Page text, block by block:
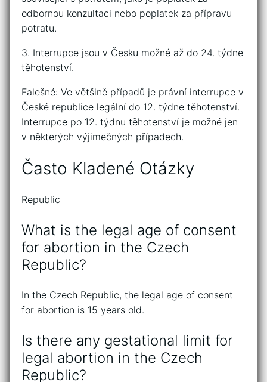
odbornou konzultaci nebo poplatek za přípravu
potratu.
3. Interrupce jsou v Česku možné až do 24. týdne
těhotenství.
Falešné: Ve většině případů je právní interrupce v
České republice legální do 12. týdne těhotenství.
Interrupce po 12. týdnu těhotenství je možné jen
v některých výjimečných případech.
Často Kladené Otázky
Republic
What is the legal age of consent
for abortion in the Czech
Republic?
In the Czech Republic, the legal age of consent
for abortion is 15 years old.
Is there any gestational limit for
legal abortion in the Czech
Republic?